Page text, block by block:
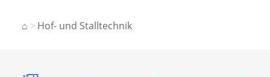
⌂ Hof- und Stalltechnik